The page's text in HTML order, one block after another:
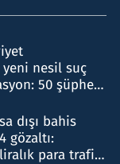
yeni nesil suç
50 şüpheli
dışı bahis
gözaltı:
para trafiği